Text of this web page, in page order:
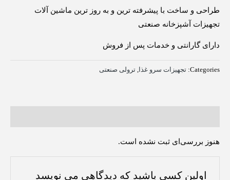
طراحی و ساخت با پیشرفته ترین و به روز ترین ماشین آلات
تجهیزات آشپزخانه صنعتی
دارای گارانتی و خدمات پس از فروش
Categories: تجهیزات سرو غذا , ترولی صنعتی
هنوز بررسی‌ای ثبت نشده است.
اولین کسی باشید که دیدگاهی می نویسد